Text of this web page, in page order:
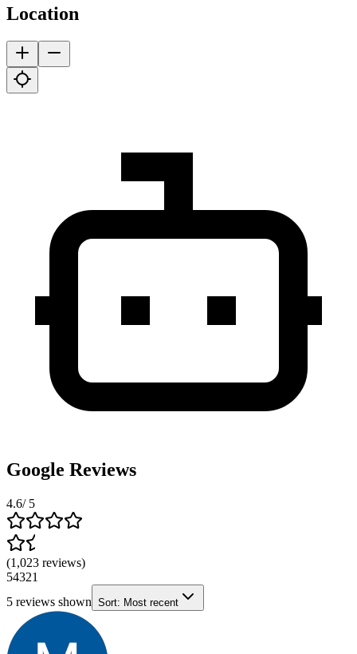
Location
Google Reviews
4.6/ 5
(1,023 reviews)
54321
5 reviews shown Sort: Most recent